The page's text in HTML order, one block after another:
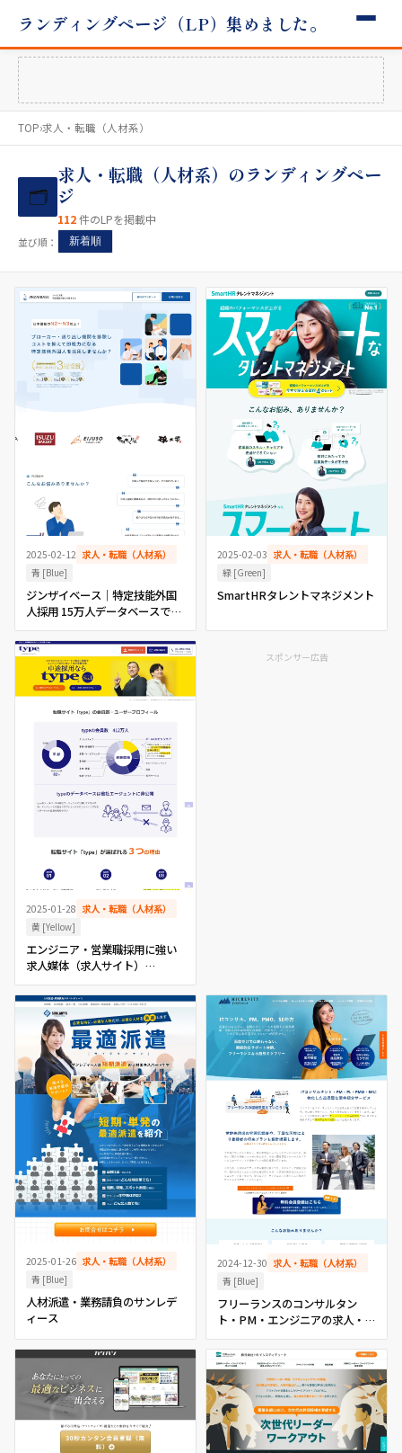
ランディングページ（LP）集めました。
TOP›求人・転職（人材系）
🗂
求人・転職（人材系）のランディングペー
ジ
112件のLPを掲載中
並び順： 新着順
2025-02-12 求人・転職（人材系）
青 [Blue]
ジンザイベース｜特定技能外国
人採用 15万人データベースで即
戦力人材をマッチング
2025-02-03 求人・転職（人材系）
緑 [Green]
SmartHRタレントマネジメント
2025-01-28 求人・転職（人材系）
黄 [Yellow]
エンジニア・営業職採用に強い
求人媒体（求人サイト）
「type」
スポンサー広告
2025-01-26 求人・転職（人材系）
青 [Blue]
人材派遣・業務請負のサンレデ
ィース
2024-12-30 求人・転職（人材系）
青 [Blue]
フリーランスのコンサルタン
ト・PM・エンジニアの求人・案
件サービス【ミクフリー】